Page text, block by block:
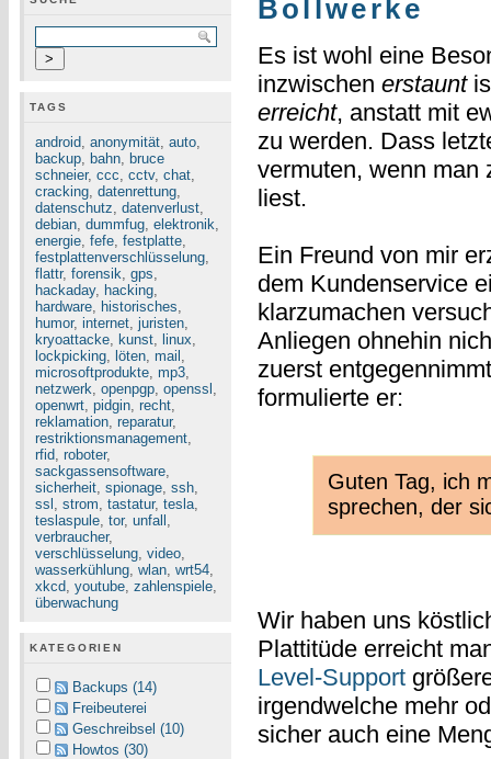
TAGS
android, anonymität, auto,
backup, bahn, bruce
schneier, ccc, cctv, chat,
cracking, datenrettung,
datenschutz, datenverlust,
debian, dummfug, elektronik,
energie, fefe, festplatte,
festplattenverschlüsselung,
flattr, forensik, gps,
hackaday, hacking,
hardware, historisches,
humor, internet, juristen,
kryoattacke, kunst, linux,
lockpicking, löten, mail ,
microsoftprodukte, mp3,
netzwerk, openpgp, openssl ,
openwrt, pidgin, recht,
reklamation, reparatur,
restriktionsmanagement,
rfid, roboter,
sackgassensoftware,
sicherheit, spionage, ssh,
ssl , strom, tastatur, tesla,
teslaspule, tor, unfall ,
verbraucher,
verschlüsselung, video,
wasserkühlung, wlan, wrt54,
xkcd, youtube, zahlenspiele,
überwachung
KATEGORIEN
Backups (14)
Freibeuterei
Geschreibsel (10)
Howtos (30)
Bollwerke
Es ist wohl eine
inzwischen erstaunt
erreicht, anstatt mit
zu werden. Dass
vermuten, wenn
liest.
Ein Freund von mir
dem Kundenservice
klarzumachen
Anliegen ohnehin
zuerst
formulierte er:
Guten Tag, ich
sprechen, der
Wir haben uns
Plattitüde erreicht
Level-Support
irgendwelche mehr
sicher auch eine